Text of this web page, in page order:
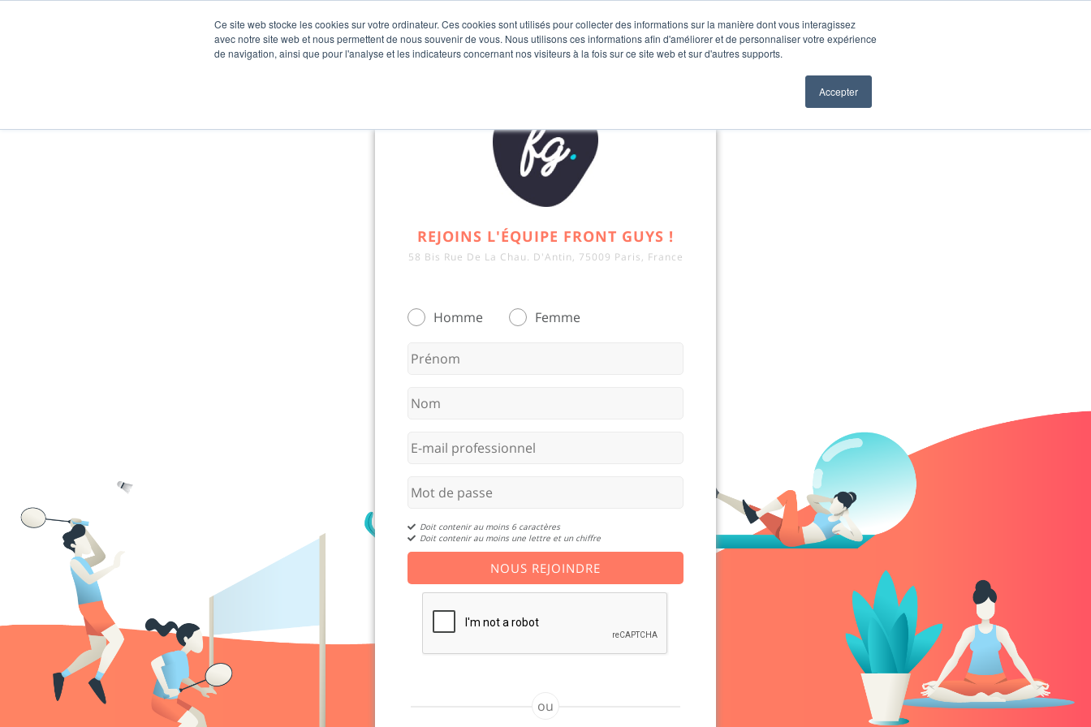
Ce site web stocke les cookies sur votre ordinateur. Ces cookies sont utilisés pour collecter des informations sur la manière dont vous interagissez
avec notre site web et nous permettent de nous souvenir de vous. Nous utilisons ces informations afin d'améliorer et de personnaliser votre expérience
de navigation, ainsi que pour l'analyse et les indicateurs concernant nos visiteurs à la fois sur ce site web et sur d'autres supports.
Accepter
REJOINS L'ÉQUIPE FRONT GUYS !
58 Bis Rue De La Chau. D'Antin, 75009 Paris, France
Homme Femme
Doit contenir au moins 6 caractères
Doit contenir au moins une lettre et un chiffre
NOUS REJOINDRE
ou